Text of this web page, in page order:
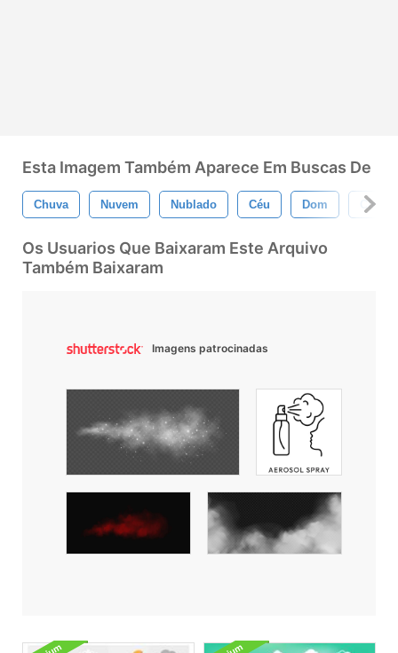
Esta Imagem Também Aparece Em Buscas De
Chuva Nuvem Nublado Céu Dom Clima
Os Usuarios Que Baixaram Este Arquivo
Também Baixaram
Imagens patrocinadas